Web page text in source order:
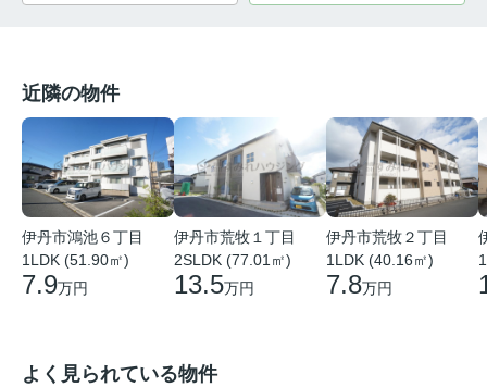
近隣の物件
伊丹市鴻池６丁目
1LDK (51.90㎡)
7.9万円
伊丹市荒牧１丁目
2SLDK (77.01㎡)
13.5万円
伊丹市荒牧２丁目
1LDK (40.16㎡)
7.8万円
よく見られている物件